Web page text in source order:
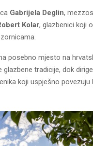
Gabrijela Deglin,
Kolar, glazbenici koji
posebno mjesto na
tradicije, dok
koji uspješno povezuju